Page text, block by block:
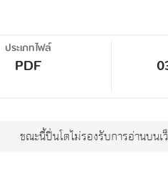
ประเภทไฟล์
PDF
ขณะนี้ปิ่นโตไม่รองรับการอ่านบนเ